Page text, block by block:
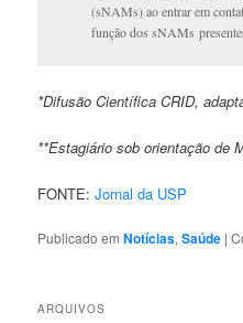
(sNAMs) ao entrar em
função dos sNAMs
*Difusão Científica CRID,
**Estagiário sob orientação de
FONTE:Jornal da USP
Publicado em Notícias,Saúde |
ARQUIVOS